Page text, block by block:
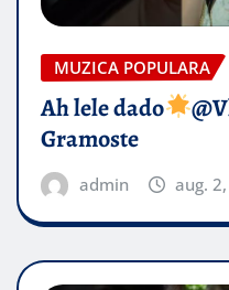
MUZICA POPULARA
Ah lele dado​
Gramoste
admin aug.